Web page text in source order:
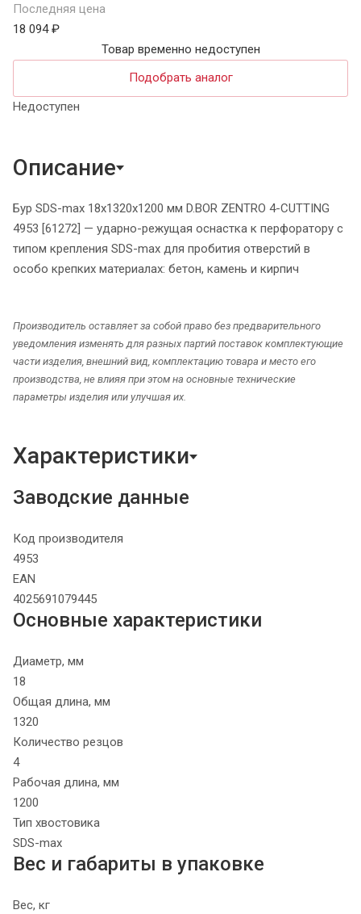
Последняя цена
18 094 ₽
Товар временно недоступен
Подобрать аналог
Недоступен
Описание
Бур SDS-max 18х1320х1200 мм D.BOR ZENTRO 4-CUTTING
4953 [61272] — ударно-режущая оснастка к перфоратору с
типом крепления SDS-max для пробития отверстий в
особо крепких материалах: бетон, камень и кирпич
Производитель оставляет за собой право без предварительного
уведомления изменять для разных партий поставок комплектующие
части изделия, внешний вид, комплектацию товара и место его
производства, не влияя при этом на основные технические
параметры изделия или улучшая их.
Характеристики
Заводские данные
Код производителя
4953
EAN
4025691079445
Основные характеристики
Диаметр, мм
18
Общая длина, мм
1320
Количество резцов
4
Рабочая длина, мм
1200
Тип хвостовика
SDS-max
Вес и габариты в упаковке
Вес, кг